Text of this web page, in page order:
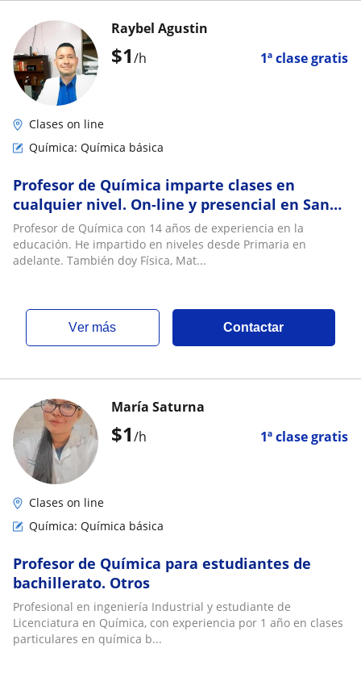
$1/h 1ª clase gratis
Raybel Agustin
Clases on line
Química: Química básica
Profesor de Química imparte clases en
cualquier nivel. On-line y presencial en San
Cristóbal, Táriba y Palmira Estado Táchira
Profesor de Química con 14 años de experiencia en la
educación. He impartido en niveles desde Primaria en
adelante. También doy Física, Mat...
ver más Contactar
$1/h 1ª clase gratis
María Saturna
Clases on line
Química: Química básica
Profesor de Química para estudiantes de
bachillerato. Otros
Profesional en ingeniería Industrial y estudiante de
Licenciatura en Química, con experiencia por 1 año en clases
particulares en química b...